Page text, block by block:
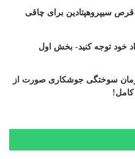
سیپروهپتادین برای چاقی
خود توجه کنید- بخش اول
سوختگی جوشکاری صورت از
کامل!